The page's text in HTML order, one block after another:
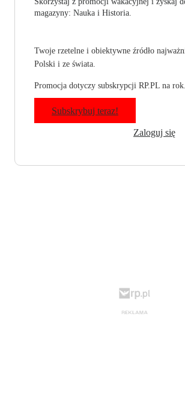
magazyny: Nauka i Historia.
Twoje rzetelne i obiektywne źródło
Polski i ze świata.
Promocja dotyczy subskrypcji RP.PL na rok.
Subskrybuj teraz!
Zaloguj się